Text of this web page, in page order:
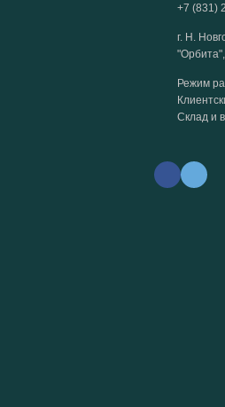
+7 (831)
г. Н.
Режим
Склад и